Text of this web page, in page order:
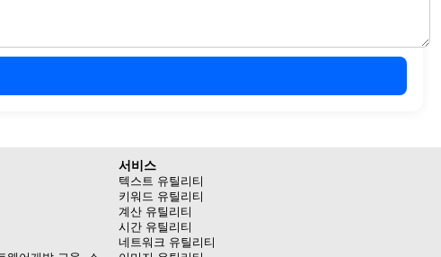
서비스
텍스트 유틸리티
키워드 유틸리티
계산 유틸리티
시간 유틸리티
네트워크 유틸리티